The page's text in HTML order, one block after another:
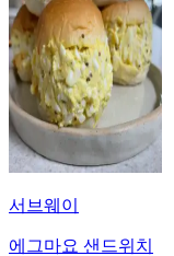
서브웨이
에그마요 샌드위치